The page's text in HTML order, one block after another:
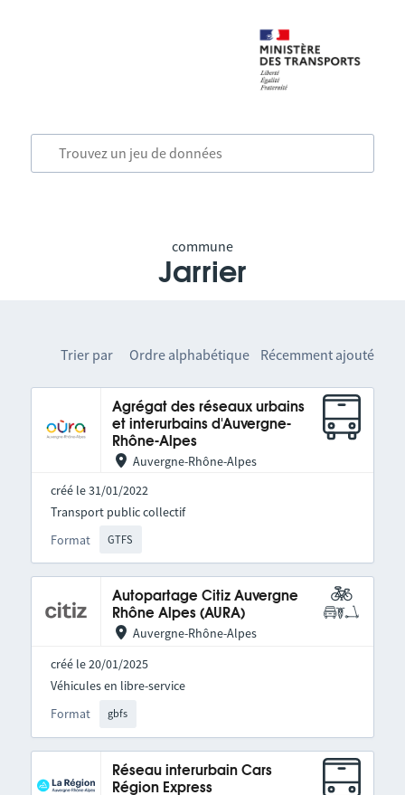
commune
Jarrier
Trier par Ordre alphabétique Récemment ajouté
Agrégat des réseaux urbains
et interurbains d'Auvergne-
Rhône-Alpes
Auvergne-Rhône-Alpes
créé le 31/01/2022
Format GTFS
Transport public collectif
Autopartage Citiz Auvergne
Rhône Alpes (AURA)
Auvergne-Rhône-Alpes
créé le 20/01/2025
Format gbfs
Véhicules en libre-service
Réseau interurbain Cars
Région Express